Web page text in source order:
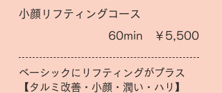
小顔リフティングコース
60min ￥5,500
ベーシックにリフティングがプラス
【タルミ改善・小顔・潤い・ハリ】